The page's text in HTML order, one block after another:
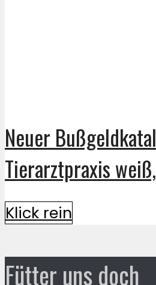
Neuer
Tierarztpraxis
Klick rein
Fütter uns doch